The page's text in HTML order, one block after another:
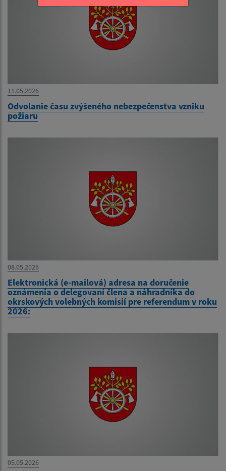
11.05.2026
Odvolanie času zvýšeného nebezpečenstva vzniku
požiaru
08.05.2026
Elektronická (e-mailová) adresa na doručenie
oznámenia o delegovaní člena a náhradníka do
okrskových volebných komisií pre referendum v roku
2026:
05.05.2026